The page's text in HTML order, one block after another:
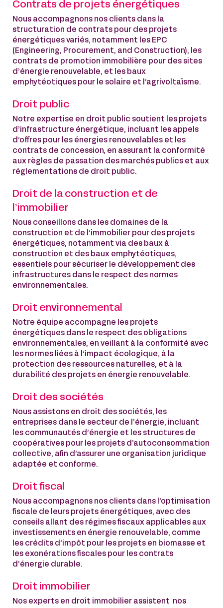
Contrats de projets énergétiques
Nous accompagnons nos clients dans la
structuration de contrats pour des projets
énergétiques variés, notamment les EPC
(Engineering, Procurement, and Construction), les
contrats de promotion immobilière pour des sites
d’énergie renouvelable, et les baux
emphytéotiques pour le solaire et l’agrivoltaïsme.
Droit public
Notre expertise en droit public soutient les projets
d’infrastructure énergétique, incluant les appels
d’offres pour les énergies renouvelables et les
contrats de concession, en assurant la conformité
aux règles de passation des marchés publics et aux
réglementations de droit public.
Droit de la construction et de
l’immobilier
Nous conseillons dans les domaines de la
construction et de l’immobilier pour des projets
énergétiques, notamment via des baux à
construction et des baux emphytéotiques,
essentiels pour sécuriser le développement des
infrastructures dans le respect des normes
environnementales.
Droit environnemental
Notre équipe accompagne les projets
énergétiques dans le respect des obligations
environnementales, en veillant à la conformité avec
les normes liées à l’impact écologique, à la
protection des ressources naturelles, et à la
durabilité des projets en énergie renouvelable.
Droit des sociétés
Nous assistons en droit des sociétés, les
entreprises dans le secteur de l’énergie, incluant
les communautés d’énergie et les structures de
coopératives pour les projets d’autoconsommation
collective, afin d’assurer une organisation juridique
adaptée et conforme.
Droit fiscal
Nous accompagnons nos clients dans l’optimisation
fiscale de leurs projets énergétiques, avec des
conseils allant des régimes fiscaux applicables aux
investissements en énergie renouvelable, comme
les crédits d’impôt pour les projets en biomasse et
les exonérations fiscales pour les contrats
d’énergie durable.
Droit immobilier
Nos experts en droit immobilier assistent nos